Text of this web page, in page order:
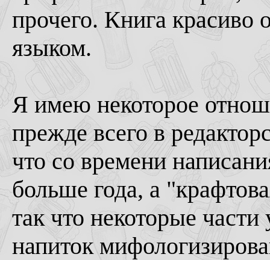
прочего. Книга
языком.
Я имею некоторое
прежде всего в
что со времени
больше года, а
так что некоторые
напиток